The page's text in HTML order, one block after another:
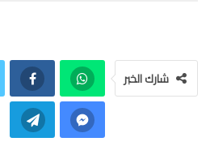
شارك الخبر